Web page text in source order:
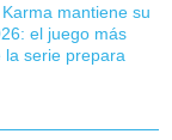
mantiene su
el juego más
la serie prepara